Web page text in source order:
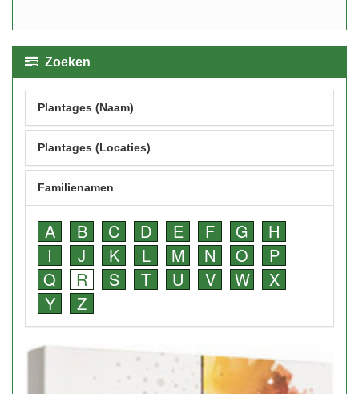
Zoeken
Plantages (Naam)
Plantages (Locaties)
Familienamen
A B C D E F G
H
I
J K L M N O
P
Q
R S T U V W
X
Y
Z